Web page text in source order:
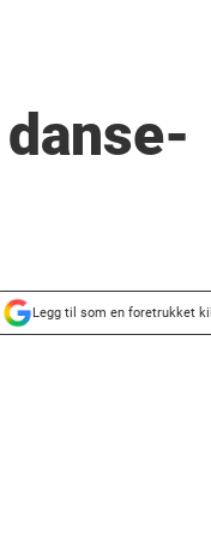
Legg til som en foretrukket